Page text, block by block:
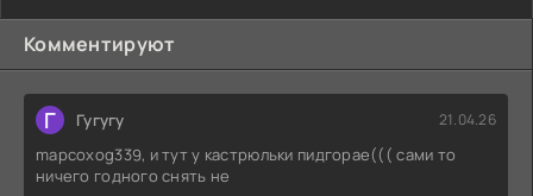
Комментируют
Г Гугугу 21.04.26
mapcoxog339, и тут у кастрюльки пидгорае((( сами то
ничего годного снять не
преодолеть даже самые страшные испытания.